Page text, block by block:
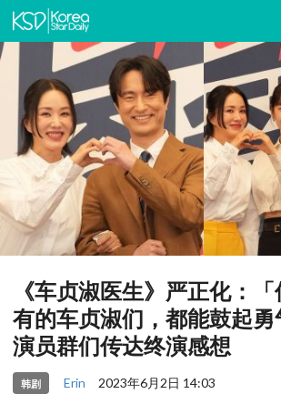
《车贞淑医生》严正化：
有的车贞淑们，都能鼓起勇
演员群们传达终演感想
韩剧 Erin 2023年6月2日 14:03